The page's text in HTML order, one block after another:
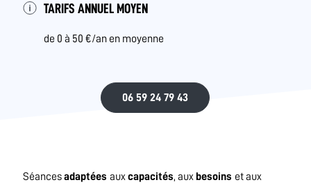
TARIFS ANNUEL MOYEN
de 0 à 50 €/an en moyenne
06 59 24 79 43
Séancesadaptées aux capacités, aux besoins et aux